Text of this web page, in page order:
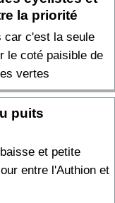
la priorité
car c'est la seule
le coté paisible de
vertes
puits
et petite
entre l'Authion et